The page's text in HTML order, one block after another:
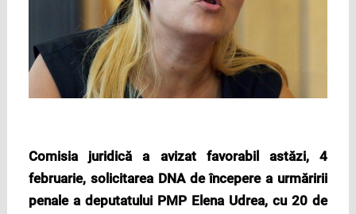
Comisia juridică a avizat favorabil astăzi, 4
februarie, solicitarea DNA de începere a urmăririi
penale a deputatului PMP Elena Udrea, cu 20 de